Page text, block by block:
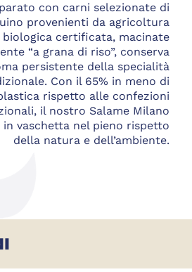
con carni selezionate di
provenienti da agricoltura
biologica certificata, macinate
“a grana di riso”, conserva
persistente della specialità
Con il 65% in meno di
rispetto alle confezioni
il nostro Salame Milano
in vaschetta nel pieno rispetto
della natura e dell’ambiente.